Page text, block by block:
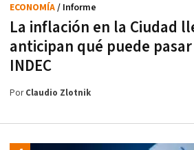
La inflación en la Ciudad
anticipan qué puede
INDEC
ECONOMÍA/ Informe
PorClaudio Zlotnik